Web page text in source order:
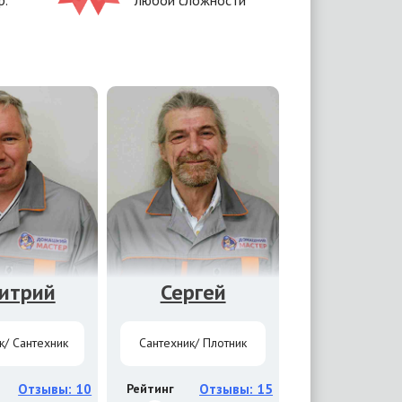
Сантехник
Отзывы: 10
Сергей
Сантехник/ Плотник
Рейтинг Отзывы: 15